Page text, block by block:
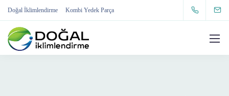
Doğal İklimlendirme Kombi Yedek Parça